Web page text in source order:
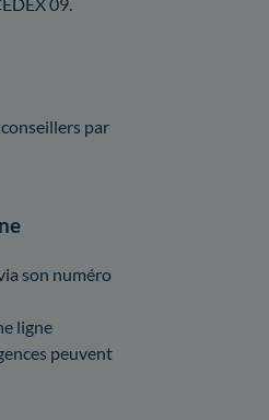
09.
par
son numéro
ligne
peuvent